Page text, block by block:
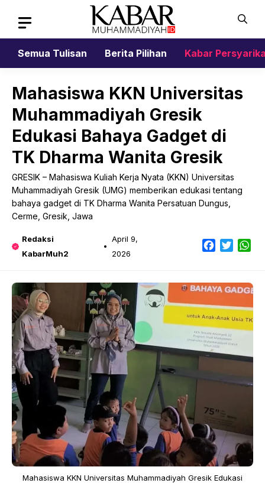
content
Semua Tulisan
Berita Pilihan Kabar
Mahasiswa KKN Universitas
Muhammadiyah Gresik
Edukasi Bahaya Gadget di
TK Dharma Wanita Gresik
GRESIK – Mahasiswa Kuliah Kerja Nyata (KKN) Universitas
Muhammadiyah Gresik (UMG) memberikan edukasi tentang
bahaya gadget di TK Dharma Wanita Persatuan Dungus,
Cerme, Gresik, Jawa
Redaksi
KabarMuh2
April 9,
2026
Facebook
Twitter
Mahasiswa KKN Universitas Muhammadiyah Gresik Edukasi